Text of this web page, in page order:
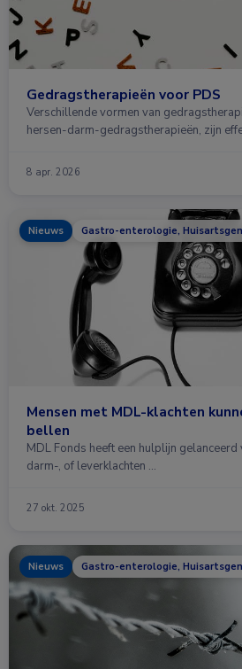
Gedragstherapieën voor PDS
Verschillende vormen van
hersen-darm-gedragstherapieën, zijn
8 apr. 2026
Nieuws Gastro-enterologie,
Mensen met MDL-klachten
bellen
MDL Fonds heeft een hulplijn
darm-, of leverklachten …
27 okt. 2025
Nieuws Gastro-enterologie,